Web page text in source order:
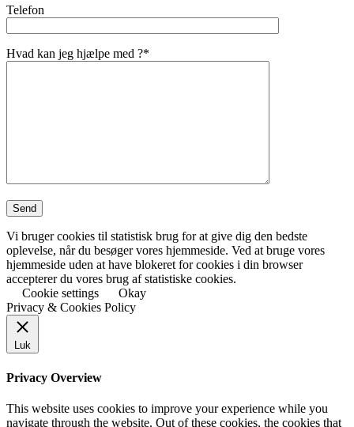
Telefon
Hvad kan jeg hjælpe med ?*
Vi bruger cookies til statistisk brug for at give dig den bedste
oplevelse, når du besøger vores hjemmeside. Ved at bruge vores
hjemmeside uden at have blokeret for cookies i din browser
accepterer du vores brug af statistiske cookies.
Cookie settings
Okay
Privacy & Cookies Policy
Luk
Privacy Overview
This website uses cookies to improve your experience while you
navigate through the website. Out of these cookies, the cookies that